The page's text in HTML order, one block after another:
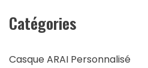
Catégories
Casque ARAI Personnalisé